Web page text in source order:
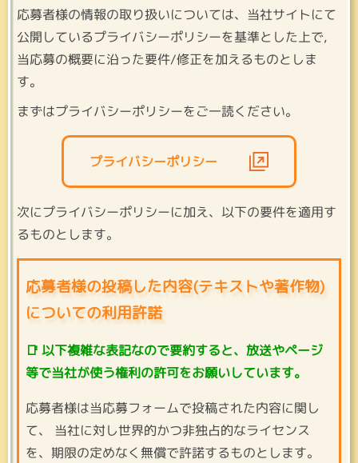
応募者様の情報の取り扱いについては、当社サイトにて
公開しているプライバシーポリシーを基準とした上で,
当応募の概要に沿った要件/修正を加えるものとしま
す。
まずはプライバシーポリシーをご一読ください。
プライバシーポリシー
次にプライバシーポリシーに加え、以下の要件を適用す
るものとします。
応募者様の投稿した内容(テキストや著作物)
についての利用許諾
📑 以下複雑な表記なので要約すると、放送やページ
等で当社が使う権利の許可をお願いしています。
応募者様は当応募フォームで投稿された内容に関し
て、 当社に対し世界的かつ非独占的なライセンス
を、期限の定めなく無償で許諾するものとします。